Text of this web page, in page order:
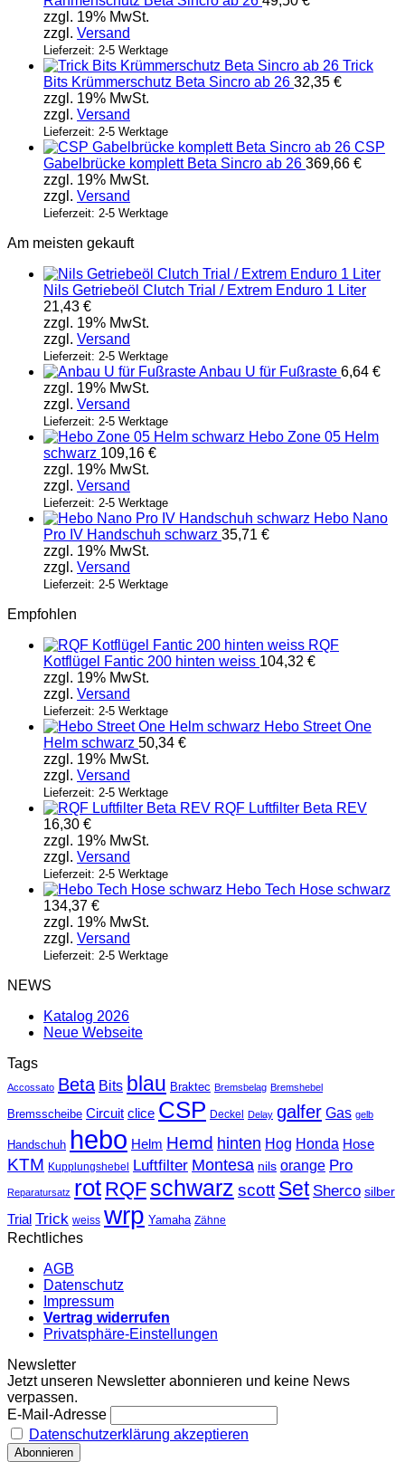
zzgl. 19% MwSt.
zzgl. Versand
Lieferzeit: 2-5 Werktage
Trick
Bits Krümmerschutz Beta Sincro ab 26 32,35 €
zzgl. 19% MwSt.
zzgl. Versand
Lieferzeit: 2-5 Werktage
CSP
Gabelbrücke komplett Beta Sincro ab 26 369,66 €
zzgl. 19% MwSt.
zzgl. Versand
Lieferzeit: 2-5 Werktage
Am meisten gekauft
Nils Getriebeöl Clutch Trial / Extrem Enduro 1 Liter
21,43 €
zzgl. 19% MwSt.
zzgl. Versand
Lieferzeit: 2-5 Werktage
Anbau U für Fußraste 6,64 €
zzgl. 19% MwSt.
zzgl. Versand
Lieferzeit: 2-5 Werktage
Hebo Zone 05 Helm
schwarz 109,16 €
zzgl. 19% MwSt.
zzgl. Versand
Lieferzeit: 2-5 Werktage
Hebo Nano
Pro IV Handschuh schwarz 35,71 €
zzgl. 19% MwSt.
zzgl. Versand
Lieferzeit: 2-5 Werktage
Empfohlen
RQF
Kotflügel Fantic 200 hinten weiss 104,32 €
zzgl. 19% MwSt.
zzgl. Versand
Lieferzeit: 2-5 Werktage
Hebo Street One
Helm schwarz 50,34 €
zzgl. 19% MwSt.
zzgl. Versand
Lieferzeit: 2-5 Werktage
RQF Luftfilter Beta REV
16,30 €
zzgl. 19% MwSt.
zzgl. Versand
Lieferzeit: 2-5 Werktage
Hebo Tech Hose schwarz
134,37 €
zzgl. 19% MwSt.
zzgl. Versand
Lieferzeit: 2-5 Werktage
NEWS
Katalog 2026
Neue Webseite
Tags
Accossato Beta Bits blau Braktec Bremsbelag Bremshebel
Bremsscheibe Circuit clice CSP Deckel Delay galfer Gas gelb
Handschuh hebo Helm Hemd hinten Hog Honda Hose
KTM Kupplungshebel Luftfilter Montesa nils orange Pro
Reparatursatz rot RQF schwarz scott Set Sherco silber
Trial Trick weiss wrp Yamaha Zähne
Rechtliches
AGB
Datenschutz
Impressum
Vertrag widerrufen
Privatsphäre-Einstellungen
Newsletter
Jetzt unseren Newsletter abonnieren und keine News
verpassen.
E-Mail-Adresse
Datenschutzerklärung akzeptieren